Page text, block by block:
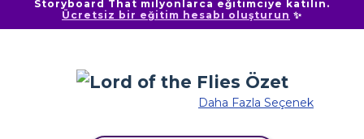
Storyboard That milyonlarca eğitimciye katılın.
Ücretsiz bir eğitim hesabı oluşturun ✨
Daha Fazla Seçenek